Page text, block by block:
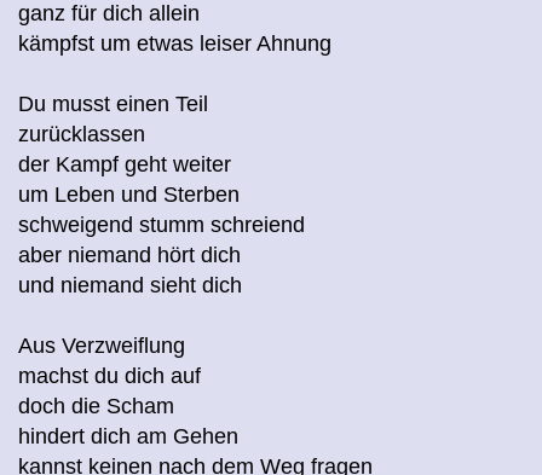
ganz für dich allein
kämpfst um etwas leiser Ahnung
Du musst einen Teil
zurücklassen
der Kampf geht weiter
um Leben und Sterben
schweigend stumm schreiend
aber niemand hört dich
und niemand sieht dich
Aus Verzweiflung
machst du dich auf
doch die Scham
hindert dich am Gehen
kannst keinen nach dem Weg fragen